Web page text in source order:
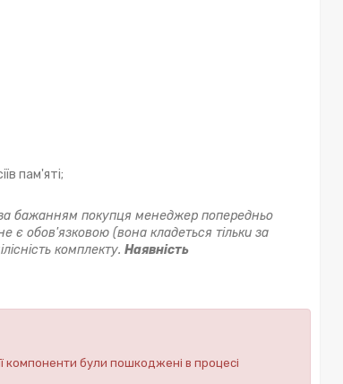
пам'яті;
бажанням покупця менеджер попередньо
є обов'язковою (вона кладеться тільки за
комплекту. Наявність
компоненти були пошкоджені в процесі